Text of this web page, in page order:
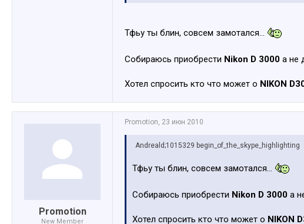
Тфьу ты блин, совсем замотался...
Собираюсь приобрести Nikon D 3000 а не
Хотел спросить кто что может о NIKON
Promotion
New Member
Promotion, 23 июн 2010
Andreald;1015329
Тфьу ты блин, совсем замотался...
Собираюсь приобрести Nikon D 3000 а
Хотел спросить кто что может о NIKON